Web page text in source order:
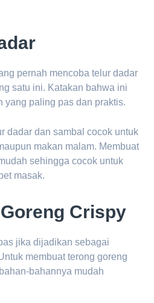
pernah mencoba telur dadar
satu ini. Katakan bahwa ini
yang paling pas dan praktis.
dadar dan sambal cocok untuk
makan malam. Membuat
sehingga cocok untuk
masak.
Crispy
jika dijadikan sebagai
membuat terong goreng
bahannya mudah